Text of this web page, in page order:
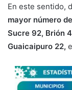
En este sentido,
mayor número
Sucre 92, Brión
Guaicaipuro 22,